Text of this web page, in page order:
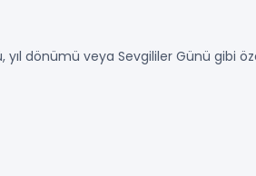
dönümü veya Sevgililer Günü gibi